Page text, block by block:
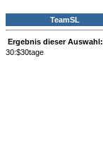
TeamSL
Ergebnis dieser Auswahl:
30:$30tage